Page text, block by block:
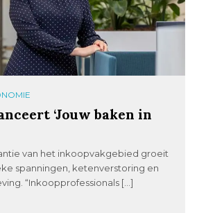
‘Jouw baken in
van het inkoopvakgebied groeit
spanningen, ketenverstoring en
“Inkoopprofessionals […]